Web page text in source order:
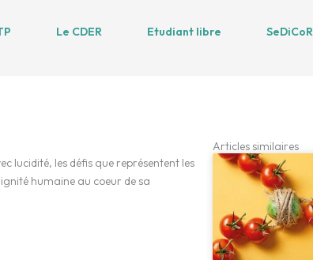
Le CDER Etudiant libre SeDiCoR
Articles similaires
lucidité, les défis que représentent les
humaine au coeur de sa